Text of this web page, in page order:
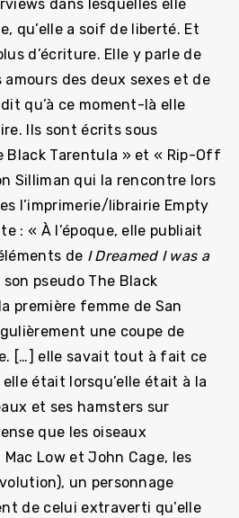
dans lesquelles elle
qu’elle a soif de liberté. Et
d’écriture. Elle y parle de
des deux sexes et de
qu’à ce moment-là elle
Ils sont écrits sous
Black Tarentula » et « Rip-Off
Silliman qui la rencontre lors
l’imprimerie/librairie Empty
: « À l’époque, elle publiait
de I Dreamed I was a
pseudo The Black
première femme de San
une coupe de
[…] elle savait tout à fait ce
était lorsqu’elle était à la
et ses hamsters sur
que les oiseaux
Mac Low et John Cage, les
un personnage
de celui extraverti qu’elle